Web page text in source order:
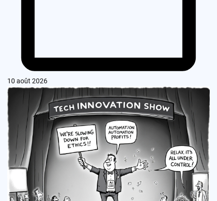
10 août 2026